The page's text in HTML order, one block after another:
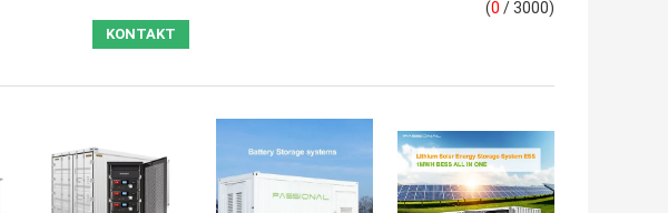
(0 / 3000)